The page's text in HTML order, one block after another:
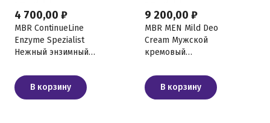
4 700,00 ₽
MBR ContinueLine
Enzyme Spezialist
Нежный энзимный
чувствительной
кожи, 100 мл
В корзину
9 200,00 ₽
MBR MEN Mild Deo
Cream Мужской
кремовый
В корзину